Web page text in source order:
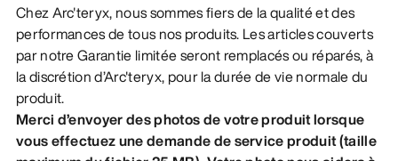
admissibles dans un délai de 30 jours. Effectuer un retour
gratuit.
CHAUSSURES
ÉQUIPEMENT
VEILANCE
Chez Arc'teryx, nous sommes fiers de la qualité et des
performances de tous nos produits. Les articles couverts
par notre Garantie limitée seront remplacés ou réparés, à
la discrétion d’Arc'teryx, pour la durée de vie normale du
produit.
Merci d’envoyer des photos de votre produit lorsque
vous effectuez une demande de service produit (taille